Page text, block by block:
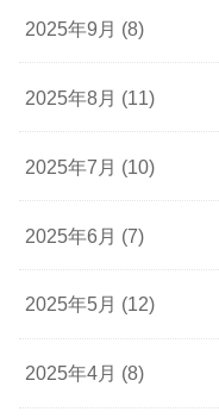
2025年9月 (8)
2025年8月 (11)
2025年7月 (10)
2025年6月 (7)
2025年5月 (12)
2025年4月 (8)